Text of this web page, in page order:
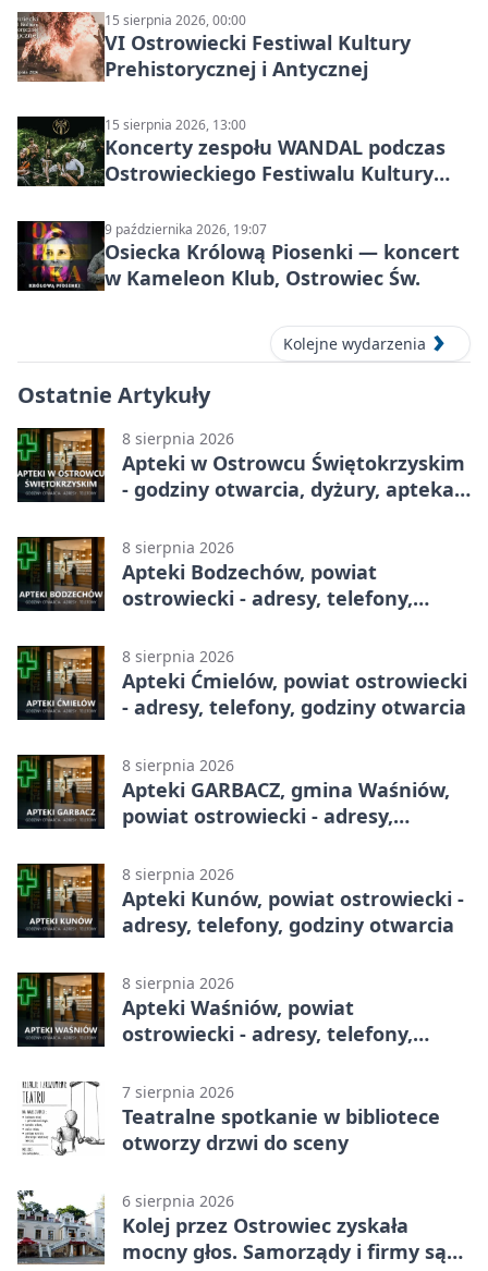
15 sierpnia 2026, 00:00
VI Ostrowiecki Festiwal Kultury
Prehistorycznej i Antycznej
15 sierpnia 2026, 13:00
Koncerty zespołu WANDAL podczas
Ostrowieckiego Festiwalu Kultury
9 października 2026, 19:07
Osiecka Królową Piosenki — koncert
w Kameleon Klub, Ostrowiec Św.
Kolejne wydarzenia
Ostatnie Artykuły
8 sierpnia 2026
Apteki w Ostrowcu Świętokrzyskim
- godziny otwarcia, dyżury, apteka
8 sierpnia 2026
Apteki Bodzechów, powiat
ostrowiecki - adresy, telefony,
8 sierpnia 2026
Apteki Ćmielów, powiat ostrowiecki
- adresy, telefony, godziny otwarcia
8 sierpnia 2026
Apteki GARBACZ, gmina Waśniów,
powiat ostrowiecki - adresy,
8 sierpnia 2026
Apteki Kunów, powiat ostrowiecki -
adresy, telefony, godziny otwarcia
8 sierpnia 2026
Apteki Waśniów, powiat
ostrowiecki - adresy, telefony,
7 sierpnia 2026
Teatralne spotkanie w bibliotece
otworzy drzwi do sceny
6 sierpnia 2026
Kolej przez Ostrowiec zyskała
mocny głos. Samorządy i firmy są